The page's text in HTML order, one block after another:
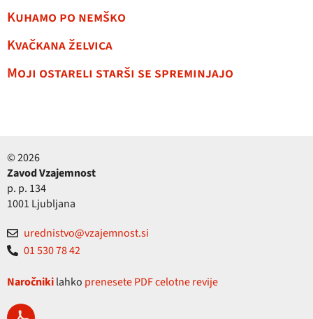
Kuhamo po nemško
Kvačkana želvica
Moji ostareli starši se spreminjajo
© 2026
Zavod Vzajemnost
p. p. 134
1001 Ljubljana
urednistvo@vzajemnost.si
01 530 78 42
Naročnikilahko prenesete PDF celotne revije